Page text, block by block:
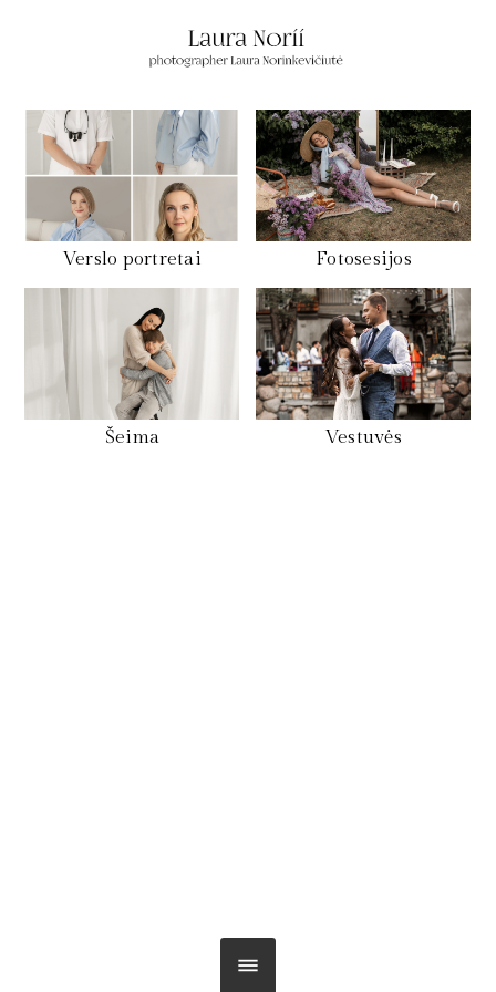
Verslo portretai Fotosesijos
Šeima Vestuvės